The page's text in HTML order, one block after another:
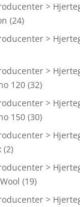
>
(24)
>
>
120 (32)
>
150 (30)
>
(2)
>
(19)
>